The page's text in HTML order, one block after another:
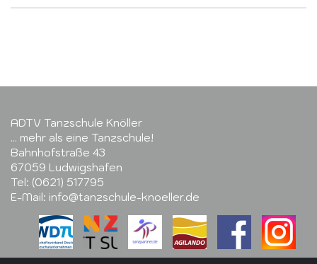
ADTV Tanzschule Knöller
... mehr als eine Tanzschule!
Bahnhofstraße 43
67059 Ludwigshafen
Tel: (0621) 517795
E-Mail: info@tanzschule-knoeller.de